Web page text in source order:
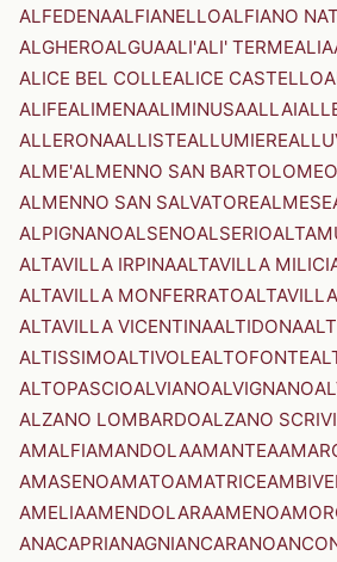
ALFEDENAALFIANELLOALFIANO
ALGHEROALGUAALI'ALI' TERMEALIA
ALICE BEL COLLEALICE CASTELLO
ALIFEALIMENAALIMINUSAALLAI
ALLERONAALLISTEALLUMIERE
ALME'ALMENNO SAN BARTOLOMEO
ALMENNO SAN SALVATOREALMESE
ALPIGNANOALSENOALSERIO
ALTAVILLA IRPINAALTAVILLA
ALTAVILLA MONFERRATO
ALTAVILLA VICENTINAALTIDONA
ALTISSIMOALTIVOLEALTOFONTE
ALTOPASCIOALVIANOALVIGNANO
ALZANO LOMBARDOALZANO
AMALFIAMANDOLAAMANTEA
AMASENOAMATOAMATRICE
AMELIAAMENDOLARAAMENO
ANACAPRIANAGNIANCARANO